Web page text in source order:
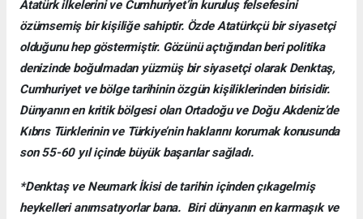
Atatürk ilkelerini ve Cumhuriyet’in kuruluş felsefesini
özümsemiş bir kişiliğe sahiptir. Özde Atatürkçü bir siyasetçi
olduğunu hep göstermiştir. Gözünü açtığından beri politika
denizinde boğulmadan yüzmüş bir siyasetçi olarak Denktaş,
Cumhuriyet ve bölge tarihinin özgün kişiliklerinden birisidir.
Dünyanın en kritik bölgesi olan Ortadoğu ve Doğu Akdeniz’de
Kıbrıs Türklerinin ve Türkiye’nin haklarını korumak konusunda
son 55-60 yıl içinde büyük başarılar sağladı.
*Denktaş ve Neumark İkisi de tarihin içinden çıkagelmiş
heykelleri anımsatıyorlar bana. Biri dünyanın en karmaşık ve